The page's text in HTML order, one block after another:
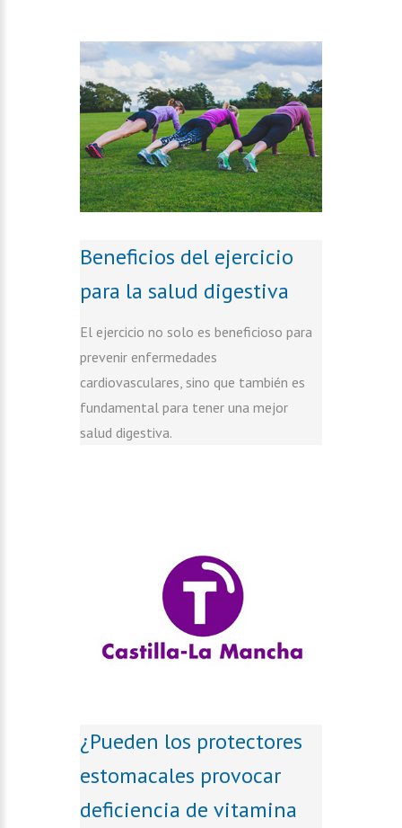
Beneficios del ejercicio
para la salud digestiva
El ejercicio no solo es beneficioso para
prevenir enfermedades
cardiovasculares, sino que también es
fundamental para tener una mejor
salud digestiva.
¿Pueden los protectores
estomacales provocar
deficiencia de vitamina